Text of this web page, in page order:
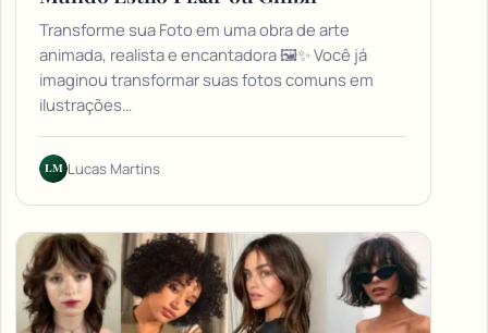
Transforme sua Foto em uma obra de arte
animada, realista e encantadora 🖼️✨ Você já
imaginou transformar suas fotos comuns em
ilustrações…
LM Lucas Martins